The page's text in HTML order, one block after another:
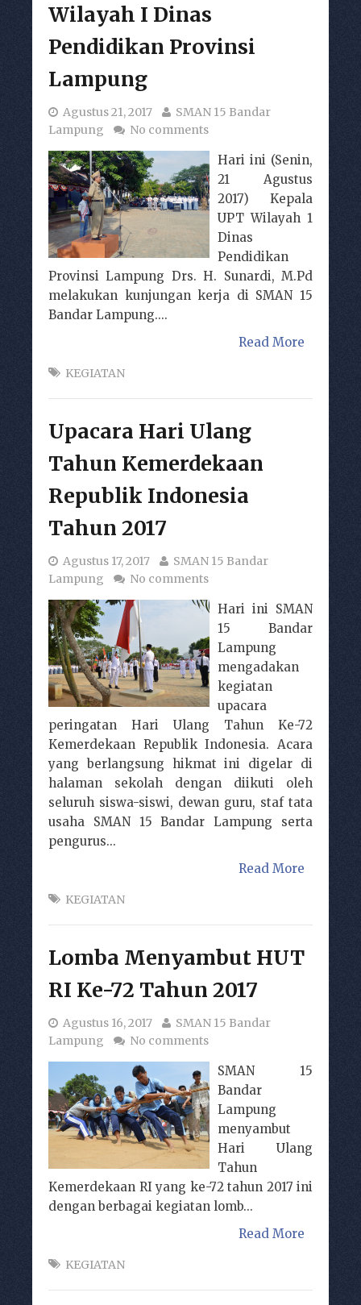
Wilayah I Dinas
Pendidikan Provinsi
Lampung
Agustus 21, 2017
SMAN 15 Bandar
Lampung
No comments
Hari ini (Senin,
21 Agustus
2017) Kepala
UPT Wilayah 1
Dinas
Pendidikan
Provinsi Lampung Drs. H. Sunardi, M.Pd
melakukan kunjungan kerja di SMAN 15
Bandar Lampung....
Read More
KEGIATAN
Upacara Hari Ulang
Tahun Kemerdekaan
Republik Indonesia
Tahun 2017
Agustus 17, 2017
SMAN 15 Bandar
Lampung
No comments
Hari ini SMAN
15 Bandar
Lampung
mengadakan
kegiatan
upacara
peringatan Hari Ulang Tahun Ke-72
Kemerdekaan Republik Indonesia. Acara
yang berlangsung hikmat ini digelar di
halaman sekolah dengan diikuti oleh
seluruh siswa-siswi, dewan guru, staf tata
usaha SMAN 15 Bandar Lampung serta
pengurus...
Read More
KEGIATAN
Lomba Menyambut HUT
RI Ke-72 Tahun 2017
Agustus 16, 2017
SMAN 15 Bandar
Lampung
No comments
SMAN 15
Bandar
Lampung
menyambut
Hari Ulang
Tahun
Kemerdekaan RI yang ke-72 tahun 2017 ini
dengan berbagai kegiatan lomb...
Read More
KEGIATAN